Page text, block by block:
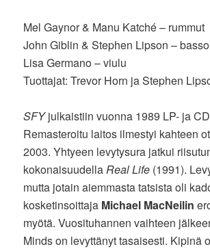
Mel Gaynor & Manu Katché – rummut
John Giblin & Stephen Lipson –
Lisa Germano – viulu
Tuottajat: Trevor Horn ja Stephen
SFYjulkaistiin vuonna 1989 LP- ja
Remasteroitu laitos ilmestyi kahteen
2003. Yhtyeen levytysura jatkui
kokonaisuudellaReal Life (1991).
mutta jotain aiemmasta tatsista oli
kosketinsoittaja Michael MacNeilin
myötä. Vuosituhannen vaihteen
Minds on levyttänyt tasaisesti. Kipinä